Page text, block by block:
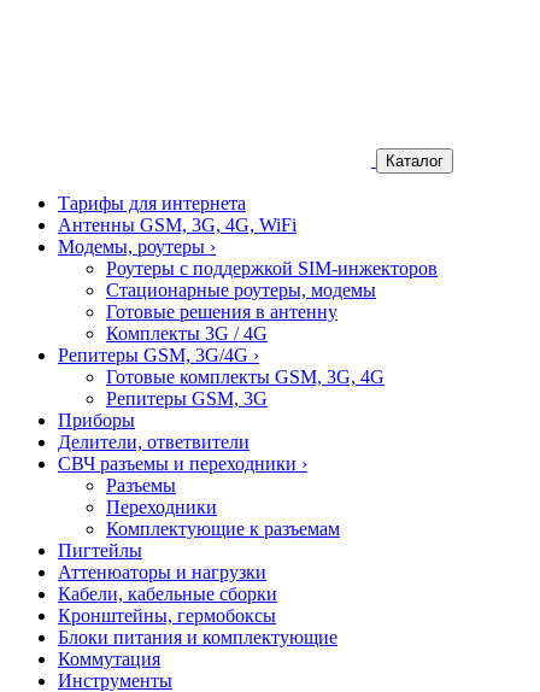
Каталог
Тарифы для интернета
Антенны GSM, 3G, 4G, WiFi
Модемы, роутеры ›
Роутеры с поддержкой SIM-инжекторов
Стационарные роутеры, модемы
Готовые решения в антенну
Комплекты 3G / 4G
Репитеры GSM, 3G/4G ›
Готовые комплекты GSM, 3G, 4G
Репитеры GSM, 3G
Приборы
Делители, ответвители
СВЧ разъемы и переходники ›
Разъемы
Переходники
Комплектующие к разъемам
Пигтейлы
Аттенюаторы и нагрузки
Кабели, кабельные сборки
Кронштейны, гермобоксы
Блоки питания и комплектующие
Коммутация
Инструменты